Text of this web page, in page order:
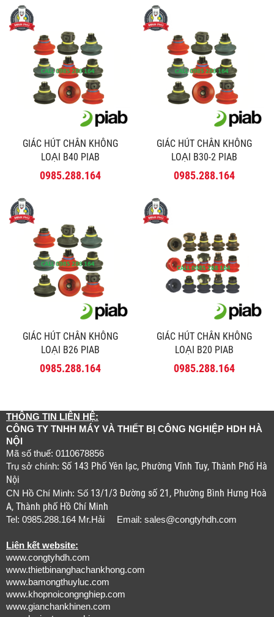
GIÁC HÚT CHÂN KHÔNG
LOẠI B40 PIAB
0985.288.164
GIÁC HÚT CHÂN KHÔNG
LOẠI B30-2 PIAB
0985.288.164
GIÁC HÚT CHÂN KHÔNG
LOẠI B26 PIAB
0985.288.164
GIÁC HÚT CHÂN KHÔNG
LOẠI B20 PIAB
0985.288.164
THÔNG TIN LIÊN HỆ:
CÔNG TY TNHH MÁY VÀ THIẾT BỊ CÔNG NGHIỆP HDH HÀ
NỘI
Mã số thuế: 0110678856
Trụ sở chính: Số 143 Phố Yên lạc, Phường Vĩnh Tuy, Thành Phố Hà
Nội
CN Hồ Chí Minh: Số 13/1/3 Đường số 21, Phường Bình Hưng Hoà
A, Thành phố Hồ Chí Minh
Tel: 0985.288.164 Mr.Hải Email: sales@congtyhdh.com
Liên kết website:
www.congtyhdh.com
www.thietbinanghachankhong.com
www.bamongthuyluc.com
www.khopnoicongnghiep.com
www.gianchankhinen.com